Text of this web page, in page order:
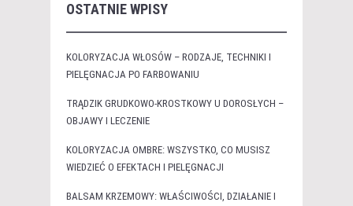
OSTATNIE WPISY
KOLORYZACJA WŁOSÓW – RODZAJE, TECHNIKI I
PIELĘGNACJA PO FARBOWANIU
TRĄDZIK GRUDKOWO-KROSTKOWY U DOROSŁYCH –
OBJAWY I LECZENIE
KOLORYZACJA OMBRE: WSZYSTKO, CO MUSISZ
WIEDZIEĆ O EFEKTACH I PIELĘGNACJI
BALSAM KRZEMOWY: WŁAŚCIWOŚCI, DZIAŁANIE I